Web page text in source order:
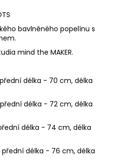
bavlněného popelínu s
mind the MAKER.
délka - 70 cm, délka
délka - 72 cm, délka
délka - 74 cm, délka
délka - 76 cm, délka